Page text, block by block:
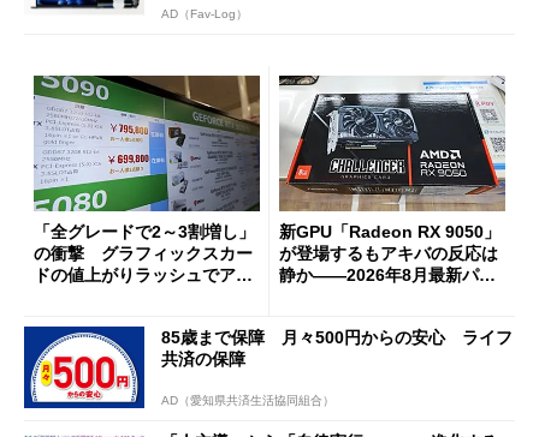
AD（Fav-Log）
「全グレードで2～3割増し」
の衝撃 グラフィックスカー
ドの値上がりラッシュでアキ
新GPU「Radeon RX 9050」
が登場するもアキバの反応は
静か――2026年8月最新パー
85歳まで保障 月々500円からの安心 ライフ
共済の保障
AD（愛知県共済生活協同組合）